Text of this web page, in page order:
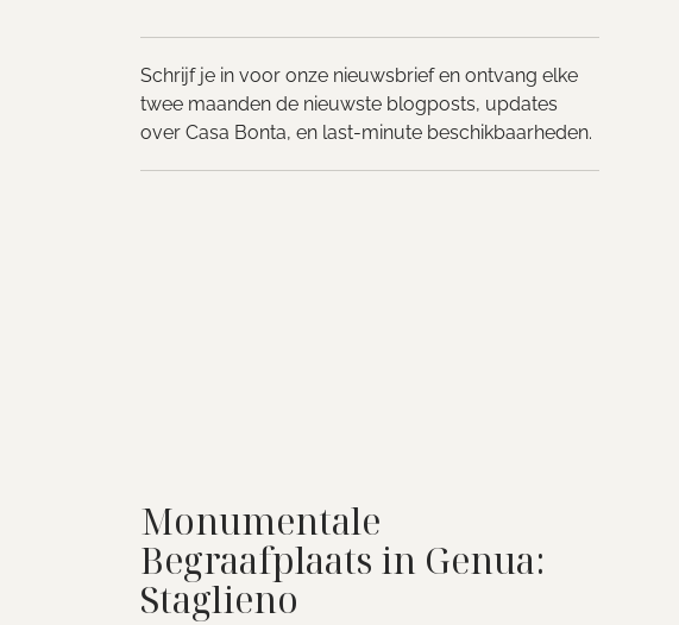
Schrijf je in voor onze nieuwsbrief en ontvang elke
twee maanden de nieuwste blogposts, updates
over Casa Bonta, en last-minute beschikbaarheden.
Monumentale
Begraafplaats in Genua:
Staglieno